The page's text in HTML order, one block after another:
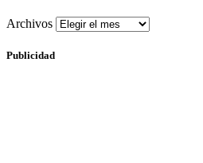
Archivos
Publicidad